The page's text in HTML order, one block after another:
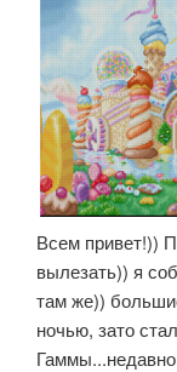
Всем привет!))
вылезать)) я
там же))
ночью, зато